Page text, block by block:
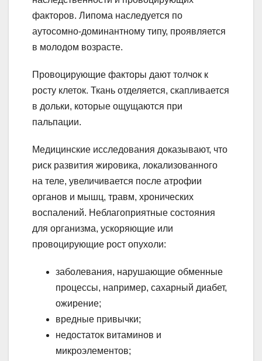
факторов. Липома наследуется по
аутосомно-доминантному типу, проявляется
в молодом возрасте.
Провоцирующие факторы дают толчок к
росту клеток. Ткань отделяется, скапливается
в дольки, которые ощущаются при
пальпации.
Медицинские исследования доказывают, что
риск развития жировика, локализованного
на теле, увеличивается после атрофии
органов и мышц, травм, хронических
воспалений. Неблагоприятные состояния
для организма, ускоряющие или
провоцирующие рост опухоли:
заболевания, нарушающие обменные
процессы, например, сахарный диабет,
ожирение;
вредные привычки;
недостаток витаминов и
микроэлементов;